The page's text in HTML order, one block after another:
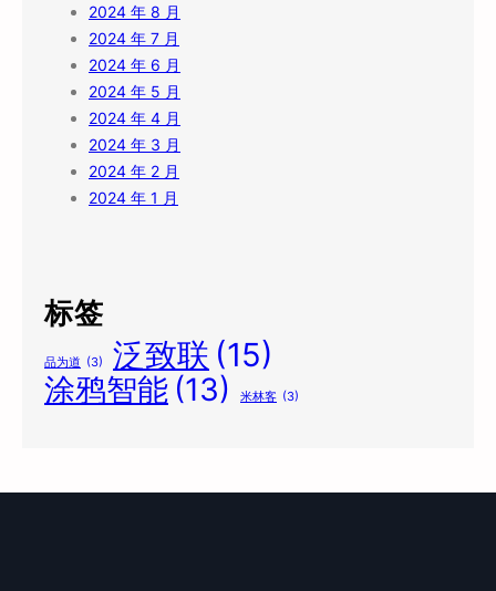
2024 年 8 月
2024 年 7 月
2024 年 6 月
2024 年 5 月
2024 年 4 月
2024 年 3 月
2024 年 2 月
2024 年 1 月
标签
品为道 (3) 泛致联 (15)
涂鸦智能 (13) 米林客 (3)